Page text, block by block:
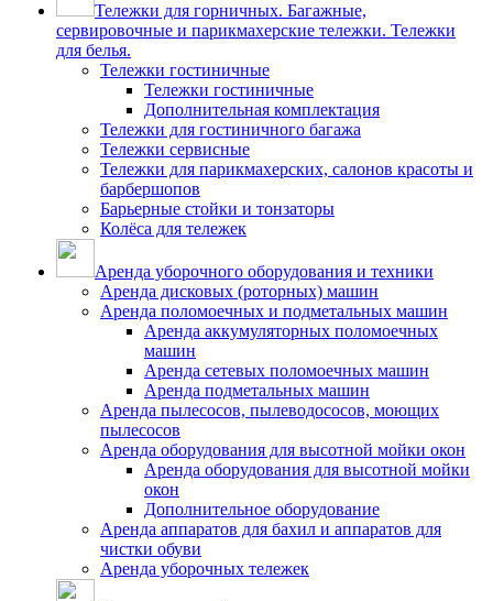
Тележки для горничных. Багажные,
сервировочные и парикмахерские тележки. Тележки
для белья.
Тележки гостиничные
Тележки гостиничные
Дополнительная комплектация
Тележки для гостиничного багажа
Тележки сервисные
Тележки для парикмахерских, салонов красоты и
барбершопов
Барьерные стойки и тонзаторы
Колёса для тележек
Аренда уборочного оборудования и техники
Аренда дисковых (роторных) машин
Аренда поломоечных и подметальных машин
Аренда аккумуляторных поломоечных
машин
Аренда сетевых поломоечных машин
Аренда подметальных машин
Аренда пылесосов, пылеводососов, моющих
пылесосов
Аренда оборудования для высотной мойки окон
Аренда оборудования для высотной мойки
окон
Дополнительное оборудование
Аренда аппаратов для бахил и аппаратов для
чистки обуви
Аренда уборочных тележек